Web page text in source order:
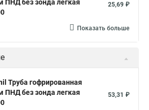
ПНД без зонда легкая
25,69 ₽
Показать больше
Труба гофрированная
ПНД без зонда легкая
53,31 ₽